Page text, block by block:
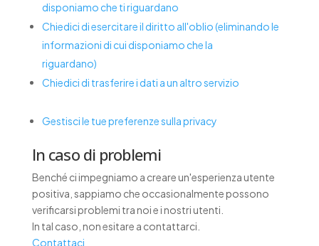
disponiamo che ti riguardano
Chiedici di esercitare il diritto all'oblio (eliminando le
informazioni di cui disponiamo che la
riguardano)
Chiedici di trasferire i dati a un altro servizio
Gestisci le tue preferenze sulla privacy
In caso di problemi
Benché ci impegniamo a creare un'esperienza utente
positiva, sappiamo che occasionalmente possono
verificarsi problemi tra noi e i nostri utenti.
In tal caso, non esitare a contattarci.
Contattaci